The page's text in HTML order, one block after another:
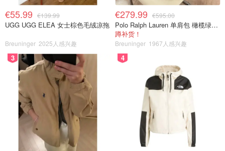
€55.99 €139.99
UGG UGG ELEA 女士棕色毛绒凉拖
Breuninger 2025人感兴趣
€279.99 €595.00
Polo Ralph Lauren 单肩包 橄榄绿金色
蹲补货！
Breuninger 1967人感兴趣
3 4